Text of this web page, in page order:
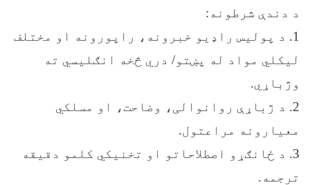
د دندې شرطونه:
1. د پولیس راډیو خبرونه، راپورونه او مختلف
لیکلي مواد له پښتو/ دري څخه انګلیسي ته
وژباړي.
2. د ژباړې روانوالی، وضاحت، او مسلکي
معیارونه مراعتول.
3. د ځانګړو اصطلاحاتو او تخنیکي کلمو دقیقه
ترجمه.